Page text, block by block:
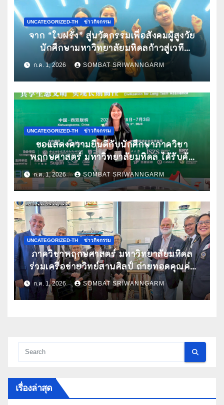
UNCATEGORIZED-TH ข่าวกิจกรรม
จาก “ใบฝรั่ง” สู่นวัตกรรมเพื่อสังคมผู้สูงวัย
นักศึกษามหาวิทยาลัยมหิดลก้าวสู่เวที
Pitching ระดับนานาชาติ ในงาน World
Spa & Well-being Congress 2026
ก.ค. 1, 2026 SOMBAT SRIWANNGARM
UNCATEGORIZED-TH ข่าวกิจกรรม
ขอแสดงความยินดีกับนักศึกษาภาควิชา
พฤกษศาสตร์ มหาวิทยาลัยมหิดล ได้รับคัด
เลือกนำเสนอผลงานวิจัยในการประชุม
วิชาการนานาชาติ ATBC 2026 พร้อมรับทุน
สนับสนุนการเข้าร่วมประชุม
ก.ค. 1, 2026 SOMBAT SRIWANNGARM
UNCATEGORIZED-TH ข่าวกิจกรรม
ภาควิชาพฤกษศาสตร์ มหาวิทยาลัยมหิดล
ร่วมเครือข่ายวิทย์สานศิลป์ ถ่ายทอดคุณค่า
กล้วยไม้ไทยผ่านงานศิลปะ ในนิทรรศการ
“กล้วยไม้แห่งสยามนามไซเดนฟาเดน” ณ
สถานเอกอัครราชทูตเดนมาร์กประจำ
ก.ค. 1, 2026 SOMBAT SRIWANNGARM
เรื่องล่าสุด